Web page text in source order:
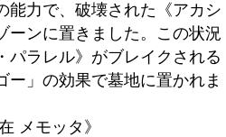
能力で、破壊された《アカシ
ーンに置きました。この状況
パラレル》がブレイクされる
ー」の効果で墓地に置かれま
メモッタ》